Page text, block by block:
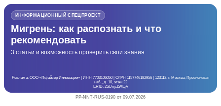
ИНФОРМАЦИОННЫЙ СПЕЦПРОЕКТ
Мигрень: как распознать и что
рекомендовать
3 статьи и возможность проверить свои знания
Реклама. ООО «Пфайзер Инновации» | ИНН 7703106050 | ОГРН 1157746182956 | 123112, г. Москва, Пресненская
наб., д. 10, этаж 22
ERID: 2SDnjcLWEjV
PP-NNT-RUS-0190 от 09.07.2026